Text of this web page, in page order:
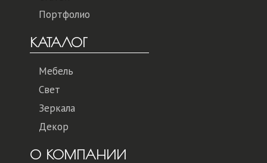
Портфолио
КАТАЛОГ
Мебель
Свет
Зеркала
Декор
О КОМПАНИИ